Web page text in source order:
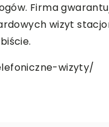
Firma
wizyt
wizyty/